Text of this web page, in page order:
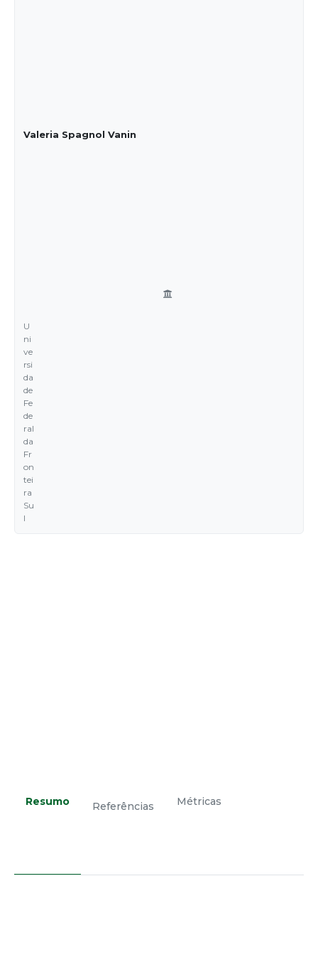
Valeria Spagnol Vanin
U
ni
ve
rsi
da
de
Fe
de
ral
da
Fr
on
tei
ra
Su
l
Resumo Referências Métricas